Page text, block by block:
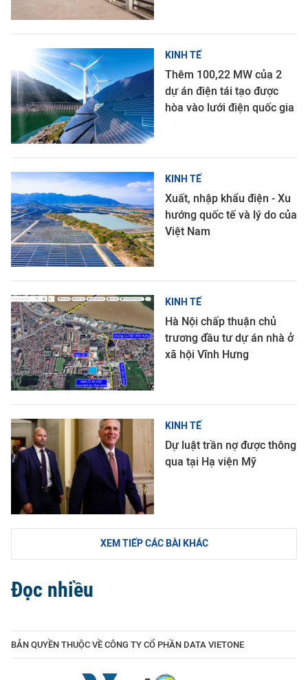
KINH TẾ
Thêm 100,22 MW của 2
dự án điện tái tạo được
hòa vào lưới điện quốc gia
KINH TẾ
Xuất, nhập khẩu điện - Xu
hướng quốc tế và lý do của
Việt Nam
KINH TẾ
Hà Nội chấp thuận chủ
trương đầu tư dự án nhà ở
xã hội Vĩnh Hưng
KINH TẾ
Dự luật trần nợ được thông
qua tại Hạ viện Mỹ
XEM TIẾP CÁC BÀI KHÁC
Đọc nhiều
BẢN QUYỀN THUỘC VỀ CÔNG TY CỔ PHẦN DATA VIETONE